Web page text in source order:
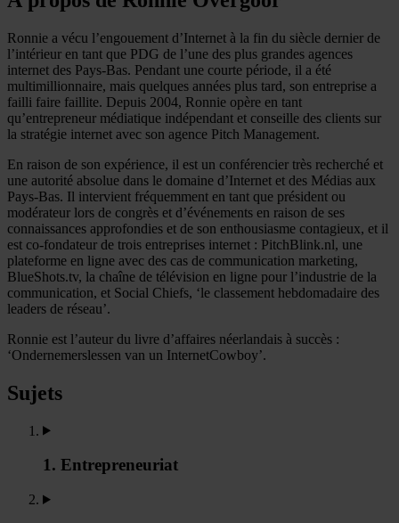
Ronnie a vécu l’engouement d’Internet à la fin du siècle dernier de
l’intérieur en tant que PDG de l’une des plus grandes agences
internet des Pays-Bas. Pendant une courte période, il a été
multimillionnaire, mais quelques années plus tard, son entreprise a
failli faire faillite. Depuis 2004, Ronnie opère en tant
qu’entrepreneur médiatique indépendant et conseille des clients sur
la stratégie internet avec son agence Pitch Management.
En raison de son expérience, il est un conférencier très recherché et
une autorité absolue dans le domaine d’Internet et des Médias aux
Pays-Bas. Il intervient fréquemment en tant que président ou
modérateur lors de congrès et d’événements en raison de ses
connaissances approfondies et de son enthousiasme contagieux, et il
est co-fondateur de trois entreprises internet : PitchBlink.nl, une
plateforme en ligne avec des cas de communication marketing,
BlueShots.tv, la chaîne de télévision en ligne pour l’industrie de la
communication, et Social Chiefs, ‘le classement hebdomadaire des
leaders de réseau’.
Ronnie est l’auteur du livre d’affaires néerlandais à succès :
‘Ondernemerslessen van un InternetCowboy’.
Sujets
1. Entrepreneuriat